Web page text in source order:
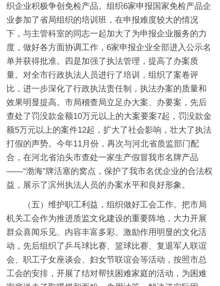
织企业积极争创免检产品。组织6家申报国家免检产品企
业参加了省局组织的培训班，在申报难度较大的情况
下，与主管科室的同志一起加大了为申报企业服务的力
度，做好各方面协调工作，6家申报企业全部进入公示名
单并获得批准。四是加强了执法管理，提高了办案质
量。对全市行政执法人员进行了培训，组织了案卷评
比，进一步深化了行政执法责任制，执法办案的质量和
效果明显提高。市局稽查局立足办大案、办要案，先后
查处了罚没款金额10万元以上的大案要案7起，罚没款金
额5万元以上的案件12起，扩大了社会影响，壮大了执法
打假的声势。今年11月份，再次与河北省质监部门配
合，在河北省泊头市查处一家生产假冒我市名牌产品
——“渤海”牌活塞的窝点，保护了我市名优企业的合法权
益，展示了滨州执法人员的办案水平和良好形象。
（五）维护职工利益，组织做好工会工作。把市局
机关工会作为推进质监文化建设的重要阵地，大力开展
群众喜闻乐见、内容丰富多彩、激励作用明显的文化活
动，先后组织了乒乓球比赛、篮球比赛、复退军人联谊
会、职工子女座谈会、妇女节联谊会等活动，按照市总
工会的安排，开展了结对帮扶困难家庭的活动，为困难